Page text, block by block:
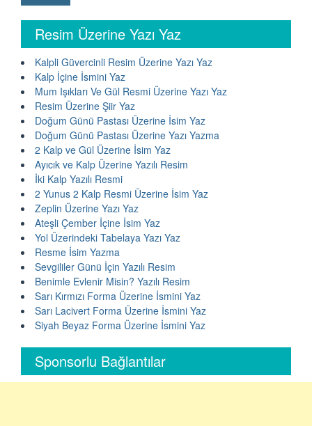
Resim Üzerine Yazı Yaz
Kalpli Güvercinli Resim Üzerine Yazı Yaz
Kalp İçine İsmini Yaz
Mum Işıkları Ve Gül Resmi Üzerine Yazı Yaz
Resim Üzerine Şiir Yaz
Doğum Günü Pastası Üzerine İsim Yaz
Doğum Günü Pastası Üzerine Yazı Yazma
2 Kalp ve Gül Üzerine İsim Yaz
Ayıcık ve Kalp Üzerine Yazılı Resim
İki Kalp Yazılı Resmi
2 Yunus 2 Kalp Resmi Üzerine İsim Yaz
Zeplin Üzerine Yazı Yaz
Ateşli Çember İçine İsim Yaz
Yol Üzerindeki Tabelaya Yazı Yaz
Resme İsim Yazma
Sevgililer Günü İçin Yazılı Resim
Benimle Evlenir Misin? Yazılı Resim
Sarı Kırmızı Forma Üzerine İsmini Yaz
Sarı Lacivert Forma Üzerine İsmini Yaz
Siyah Beyaz Forma Üzerine İsmini Yaz
Sponsorlu Bağlantılar